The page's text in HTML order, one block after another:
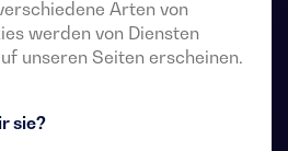
Arten von
werden von Diensten
unseren Seiten erscheinen.
sie?
vorgesehen, in denen eine
Stromversorgung der Last
akzeptabel ist.